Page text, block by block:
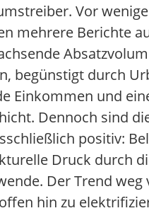
Vor
mehrere Berichte
begünstigt durch
Einkommen und
Dennoch sind
positiv:
Druck durch
Der Trend weg
hin zu